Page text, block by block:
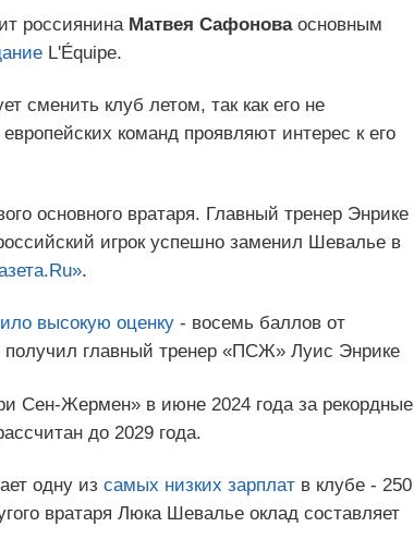
россиянина Матвея Сафоноваосновным
L'Équipe.
сменить клуб летом, так как его не
команд проявляют интерес к его
основного вратаря. Главный тренер Энрике
игрок успешно заменил Шевалье в
.
высокую оценку- восемь баллов от
получил главный тренер «ПСЖ» Луис Энрике
Сен-Жермен» в июне 2024 года за рекордные
до 2029 года.
одну из самых низких зарплатв клубе - 250
вратаря Люка Шевалье оклад составляет